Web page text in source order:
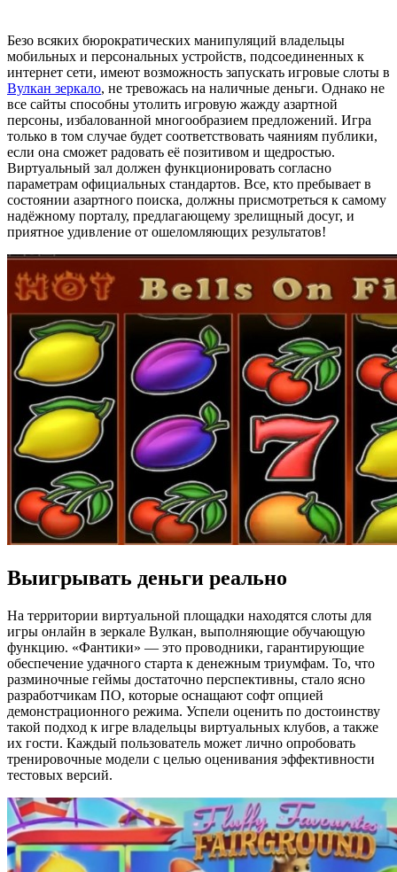
Безо всяких бюрократических манипуляций владельцы
мобильных и персональных устройств, подсоединенных к
интернет сети, имеют возможность запускать игровые слоты в
Вулкан зеркало, не тревожась на наличные деньги. Однако не
все сайты способны утолить игровую жажду азартной
персоны, избалованной многообразием предложений. Игра
только в том случае будет соответствовать чаяниям публики,
если она сможет радовать её позитивом и щедростью.
Виртуальный зал должен функционировать согласно
параметрам официальных стандартов. Все, кто пребывает в
состоянии азартного поиска, должны присмотреться к самому
надёжному порталу, предлагающему зрелищный досуг, и
приятное удивление от ошеломляющих результатов!
Выигрывать деньги реально
На территории виртуальной площадки находятся слоты для
игры онлайн в зеркале Вулкан, выполняющие обучающую
функцию. «Фантики» — это проводники, гарантирующие
обеспечение удачного старта к денежным триумфам. То, что
разминочные геймы достаточно перспективны, стало ясно
разработчикам ПО, которые оснащают софт опцией
демонстрационного режима. Успели оценить по достоинству
такой подход к игре владельцы виртуальных клубов, а также
их гости. Каждый пользователь может лично опробовать
тренировочные модели с целью оценивания эффективности
тестовых версий.